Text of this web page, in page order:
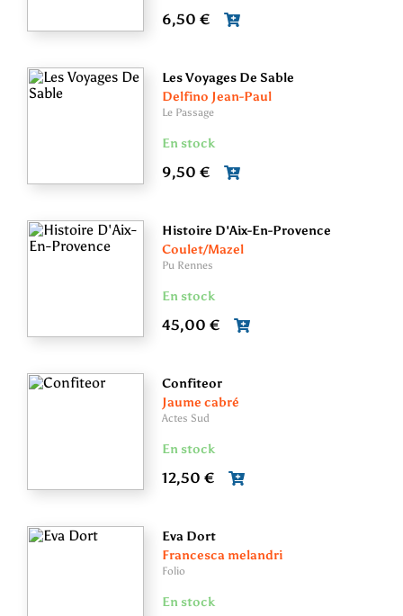
6,50 €
Les Voyages De Sable
Delfino Jean-Paul
Le Passage
En stock
9,50 €
Histoire D'Aix-En-Provence
Coulet/Mazel
Pu Rennes
En stock
45,00 €
Confiteor
Jaume cabré
Actes Sud
En stock
12,50 €
Eva Dort
Francesca melandri
Folio
En stock